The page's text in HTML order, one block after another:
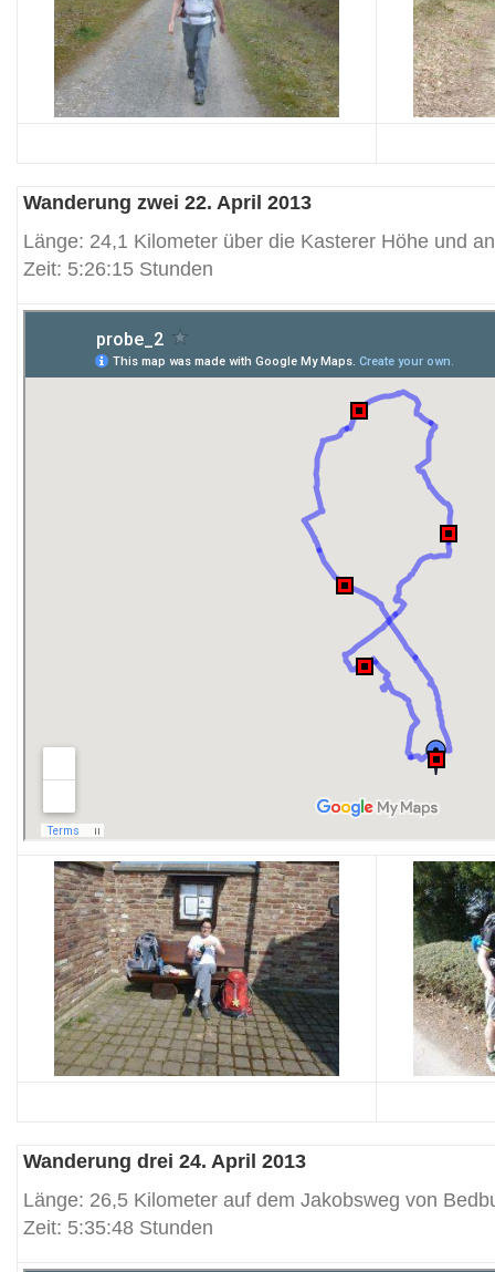
Wanderung zwei 22. April 2013
Länge: 24,1 Kilometer über die Kasterer Höhe und
Zeit: 5:26:15 Stunden
Wanderung drei 24. April 2013
Länge: 26,5 Kilometer auf dem Jakobsweg von
Zeit: 5:35:48 Stunden